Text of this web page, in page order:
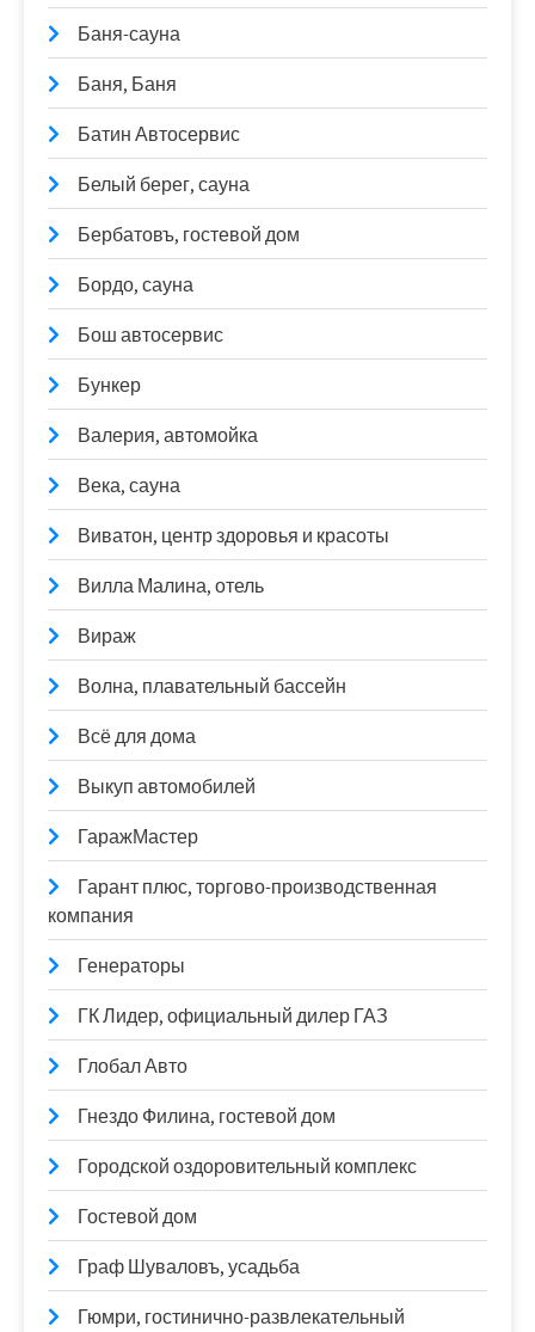
Баня-сауна
Баня, Баня
Батин Автосервис
Белый берег, сауна
Бербатовъ, гостевой дом
Бордо, сауна
Бош автосервис
Бункер
Валерия, автомойка
Века, сауна
Виватон, центр здоровья и красоты
Вилла Малина, отель
Вираж
Волна, плавательный бассейн
Всё для дома
Выкуп автомобилей
ГаражМастер
Гарант плюс, торгово-производственная
компания
Генераторы
ГК Лидер, официальный дилер ГАЗ
Глобал Авто
Гнездо Филина, гостевой дом
Городской оздоровительный комплекс
Гостевой дом
Граф Шуваловъ, усадьба
Гюмри, гостинично-развлекательный